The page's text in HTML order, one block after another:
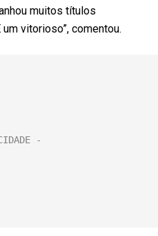
muitos títulos
vitorioso”, comentou.